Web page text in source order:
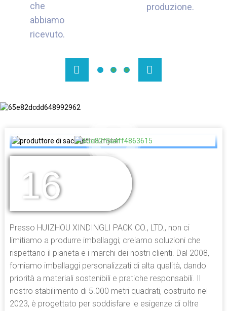
che
abbiamo
ricevuto.
produzione.
16
Presso HUIZHOU XINDINGLI PACK CO., LTD., non ci
limitiamo a produrre imballaggi; creiamo soluzioni che
rispettano il pianeta e i marchi dei nostri clienti. Dal 2008,
forniamo imballaggi personalizzati di alta qualità, dando
priorità a materiali sostenibili e pratiche responsabili. Il
nostro stabilimento di 5.000 metri quadrati, costruito nel
2023, è progettato per soddisfare le esigenze di oltre